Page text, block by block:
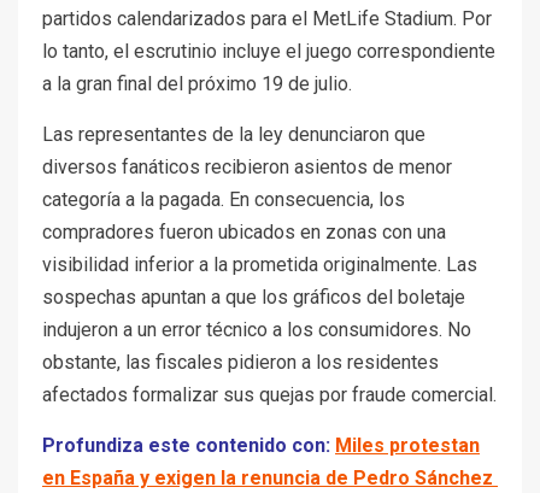
partidos calendarizados para el MetLife Stadium. Por
lo tanto, el escrutinio incluye el juego correspondiente
a la gran final del próximo 19 de julio.
Las representantes de la ley denunciaron que
diversos fanáticos recibieron asientos de menor
categoría a la pagada. En consecuencia, los
compradores fueron ubicados en zonas con una
visibilidad inferior a la prometida originalmente. Las
sospechas apuntan a que los gráficos del boletaje
indujeron a un error técnico a los consumidores. No
obstante, las fiscales pidieron a los residentes
afectados formalizar sus quejas por fraude comercial.
Profundiza este contenido con: Miles protestan
en España y exigen la renuncia de Pedro Sánchez